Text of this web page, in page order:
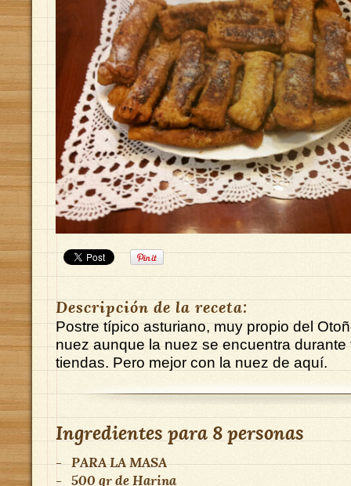
Descripción de la receta:
Postre típico asturiano, muy propio del
nuez aunque la nuez se encuentra
tiendas. Pero mejor con la nuez de aquí.
Ingredientes para 8 personas
- PARA LA MASA
- 500 grdeHarina